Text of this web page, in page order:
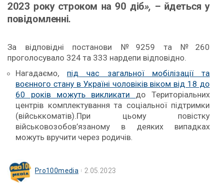
2023 року строком на 90 діб», – йдеться у
повідомленні.
За відповідні постанови №9259 та №260
проголосувало 324 та 333 нардепи відповідно.
Нагадаємо, під час загальної мобілізації та
воєнного стану в Україні чоловіків віком від 18 до
60 років можуть викликати до Територіальних
центрів комплектування та соціальної підтримки
(військкоматів).При цьому повістку
військовозобов’язаному в деяких випадках
можуть вручити через родичів.
Pro100media 2.05.2023